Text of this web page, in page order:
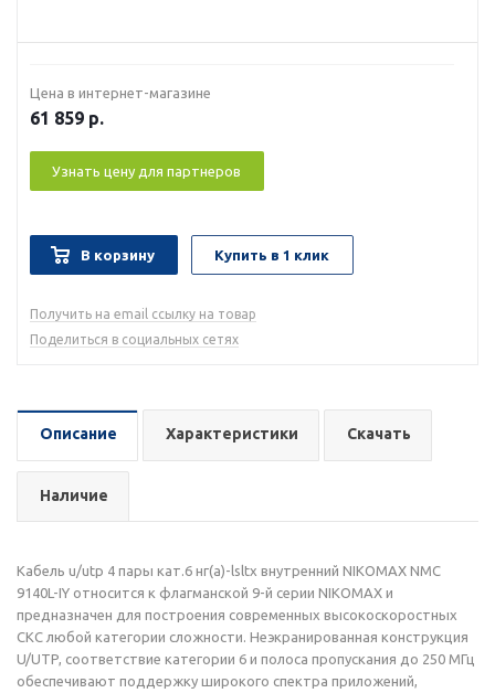
Цена в интернет-магазине
61 859 р.
Узнать цену для партнеров
В корзину Купить в 1 клик
Получить на email ссылку на товар
Поделиться в социальных сетях
Описание Характеристики Скачать
Наличие
Кабель u/utp 4 пары кат.6 нг(а)-lsltx внутренний NIKOMAX NMC
9140L-IY относится к флагманской 9-й серии NIKOMAX и
предназначен для построения современных высокоскоростных
СКС любой категории сложности. Неэкранированная конструкция
U/UTP, соответствие категории 6 и полоса пропускания до 250 МГц
обеспечивают поддержку широкого спектра приложений,